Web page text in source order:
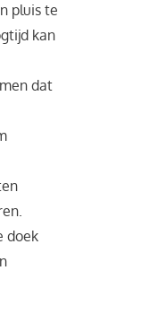
pluis te
kan
dat
doek